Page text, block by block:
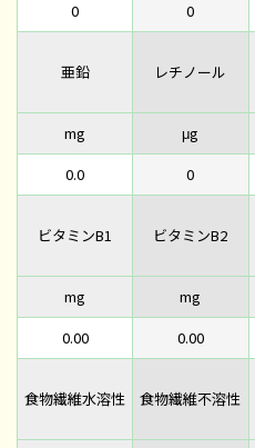
0 0
亜鉛
mg
0.0
レチノール
μg
0
ビタミンB1
mg
0.00
ビタミンB2
mg
0.00
食物繊維水溶性 食物繊維不溶性